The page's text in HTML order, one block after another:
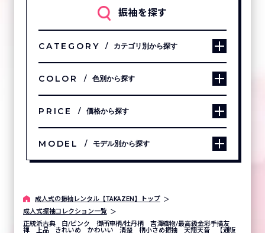
振袖を探す
CATEGORY カテゴリ別から探す
COLOR 色別から探す
PRICE 価格から探す
MODEL モデル別から探す
成⼈式の振袖レンタル【TAKAZEN】トップ
成人式振袖コレクション一覧
正統派古典 白/ピンク 御所車柄/牡丹柄 吉澤織物/最高級金彩手描友
禅 上品 きれいめ かわいい 清楚 柄小さめ振袖 天翔天音 【通販